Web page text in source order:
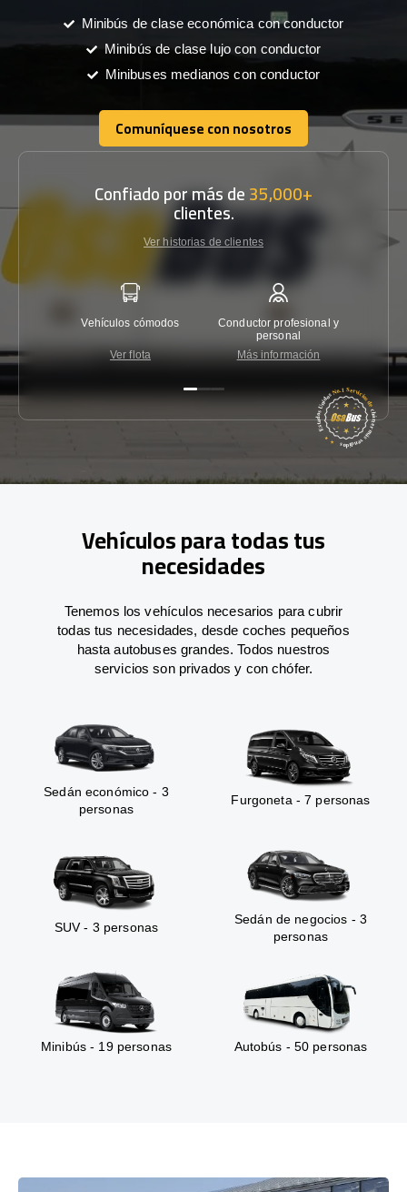
Minibús de clase económica con conductor
Minibús de clase lujo con conductor
Minibuses medianos con conductor
Comuníquese con nosotros
Comuníquese con nosotros
Confiado por más de35,000+
clientes.
Ver historias de clientes
Vehículos cómodos
Ver flota
Conductor profesional y
personal
Más información
Vehículos para todas tus
necesidades
Tenemos los vehículos necesarios para cubrir
todas tus necesidades, desde coches pequeños
hasta autobuses grandes. Todos nuestros
servicios son privados y con chófer.
Sedán económico - 3
personas
Furgoneta - 7 personas
SUV - 3 personas
Sedán de negocios - 3
personas
Minibús - 19 personas Autobús - 50 personas